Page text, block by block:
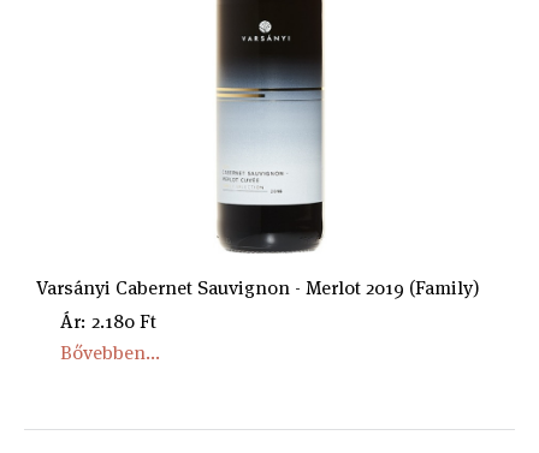
Varsányi Cabernet Sauvignon - Merlot 2019 (Family)
Ár: 2.180 Ft
Bővebben...